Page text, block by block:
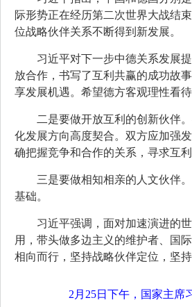
际形势正在经历第二次世界大战结
位战略伙伴关系不断得到新发展。
习近平对下一步中德关系发展
放合作，书写了互利共赢的成功故
享发展机遇。希望德方客观理性看
二是要做开放互利的创新伙伴
化发展方向高度契合。双方应加强
确把握竞争和合作的关系，寻求互
三是要做相知相亲的人文伙伴
基础。
习近平强调，面对加速演进的
用，带头做多边主义的维护者、国
相向而行，坚持战略伙伴定位，坚
2月25日下午，国家主席